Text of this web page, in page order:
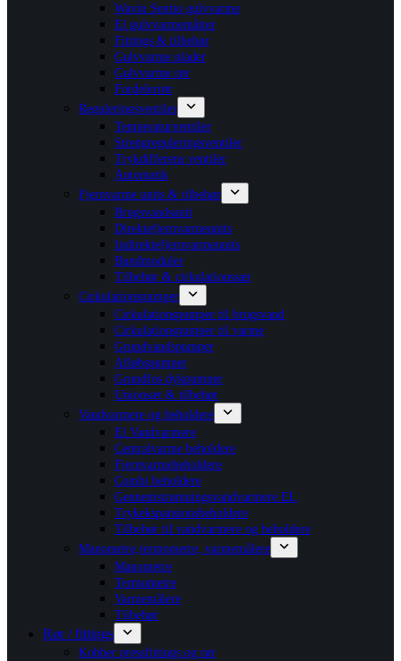
Wavin Sentio gulvvarme
El gulvvarmemåtter
Fittings & tilbehør
Gulvvarme plader
Gulvvarme rør
Fordelerrør
Reguleringsventiler
Temperaturventiler
Strengreguleringsventiler
Trykdifferens ventiler
Automatik
Fjernvarme units & tilbehør
Brugsvandsunit
Direktefjernvarmeunits
Indirektefjernvarmeunits
Bundmoduler
Tilbehør & cirkulationssæt
Cirkulationspumper
Cirkulationspumper til brugsvand
Cirkulationspumper til varme
Grundvandspumper
Afløbspumper
Grundfos dykpumper
Unionsæt & tilbehør
Vandvarmere og beholdere
El Vandvarmere
Centralvarme beholdere
Fjernvarmebeholdere
Combi beholdere
Gennemstrømningsvandvarmere EL
Trykekspansionsbeholdere
Tilbehør til vandvarmere og beholdere
Manometre,termometre, varmemålere
Manometre
Termometre
Varmemålere
Tilbehør
Rør / fittings
Kobber pressfittings og rør